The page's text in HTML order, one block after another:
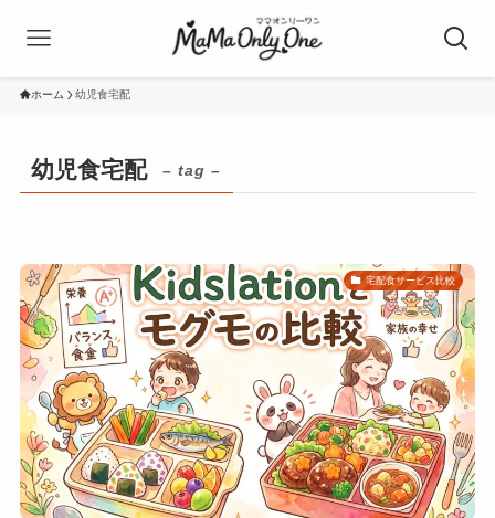
ホーム 幼児食宅配
幼児食宅配 – tag –
宅配食サービス比較